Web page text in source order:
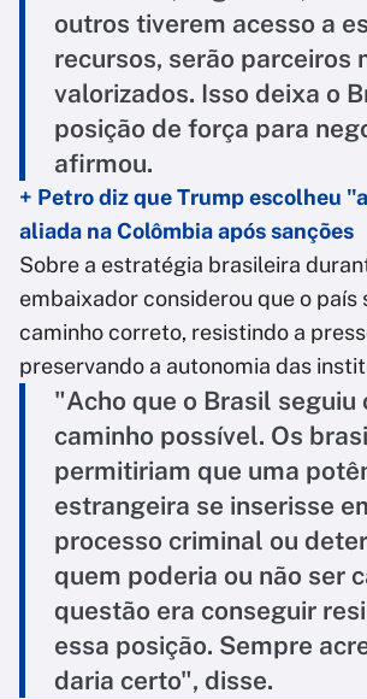
outros tiverem acesso a
recursos, serão parceiros
valorizados. Isso deixa o
posição de força para
afirmou.
+ Petro diz que Trump escolheu
aliada na Colômbia após sanções
Sobre a estratégia brasileira
embaixador considerou que o país
caminho correto, resistindo a
preservando a autonomia das
"Acho que o Brasil seguiu
caminho possível. Os
permitiriam que uma
estrangeira se inserisse
processo criminal ou
quem poderia ou não ser
questão era conseguir
essa posição. Sempre
daria certo", disse.